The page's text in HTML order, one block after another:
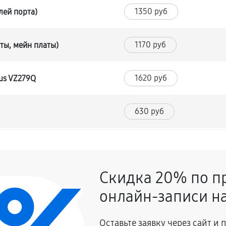
порта) 1350 руб
мейн платы) 1170 руб
VZ279Q 1620 руб
630 руб
630 руб
Скидка 20% по
онлайн-записи
Оставьте заявку через сайт